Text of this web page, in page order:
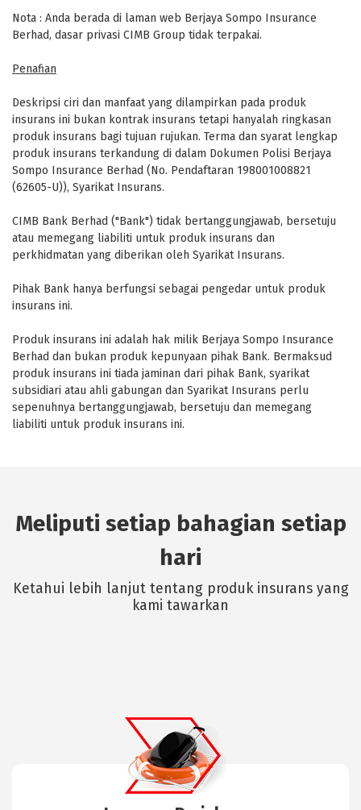
Nota : Anda berada di laman web Berjaya Sompo Insurance
Berhad, dasar privasi CIMB Group tidak terpakai.
Penafian
Deskripsi ciri dan manfaat yang dilampirkan pada produk
insurans ini bukan kontrak insurans tetapi hanyalah ringkasan
produk insurans bagi tujuan rujukan. Terma dan syarat lengkap
produk insurans terkandung di dalam Dokumen Polisi Berjaya
Sompo Insurance Berhad (No. Pendaftaran 198001008821
(62605-U)), Syarikat Insurans.
CIMB Bank Berhad ("Bank") tidak bertanggungjawab, bersetuju
atau memegang liabiliti untuk produk insurans dan
perkhidmatan yang diberikan oleh Syarikat Insurans.
Pihak Bank hanya berfungsi sebagai pengedar untuk produk
insurans ini.
Produk insurans ini adalah hak milik Berjaya Sompo Insurance
Berhad dan bukan produk kepunyaan pihak Bank. Bermaksud
produk insurans ini tiada jaminan dari pihak Bank, syarikat
subsidiari atau ahli gabungan dan Syarikat Insurans perlu
sepenuhnya bertanggungjawab, bersetuju dan memegang
liabiliti untuk produk insurans ini.
Meliputi setiap bahagian setiap
hari
Ketahui lebih lanjut tentang produk insurans yang
kami tawarkan